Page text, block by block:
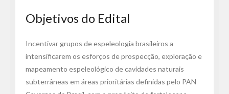
Objetivos do Edital
Incentivar grupos de espeleologia brasileiros a
intensificarem os esforços de prospecção, exploração e
mapeamento espeleológico de cavidades naturais
subterrâneas em áreas prioritárias definidas pelo PAN